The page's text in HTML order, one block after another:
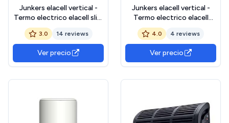
Junkers elacell vertical -
Termo electrico elacell slim
80 l clase de eficiencia
energetica cl
3.0 14 reviews
Ver precio
Junkers elacell vertical -
Termo electrico elacell
vertical 80l clase de
eficiencia energetica cl
4.0 4 reviews
Ver precio